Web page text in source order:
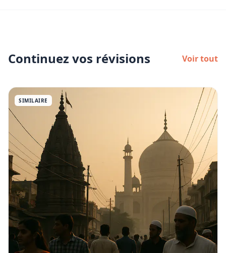
Continuez vos révisions Voir tout
SIMILAIRE